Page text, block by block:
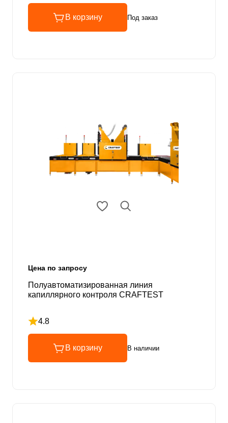
В корзину Под заказ
Цена по запросу
Полуавтоматизированная линия
капиллярного контроля CRAFTEST
4.8
Рейтинг 4.8 из 5
В корзину В наличии